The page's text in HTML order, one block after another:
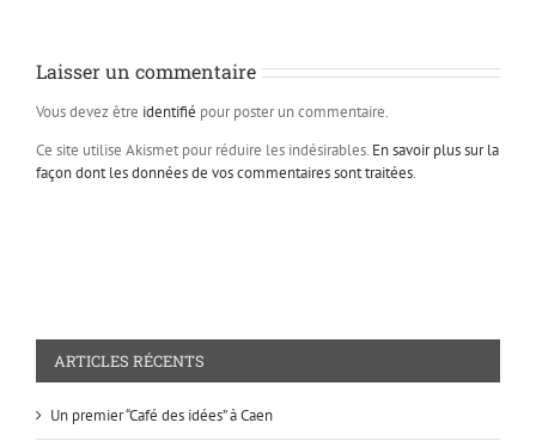
Laisser un commentaire
Vous devez être identifié pour poster un commentaire.
Ce site utilise Akismet pour réduire les indésirables. En savoir plus sur la
façon dont les données de vos commentaires sont traitées.
ARTICLES RÉCENTS
Un premier “Café des idées” à Caen